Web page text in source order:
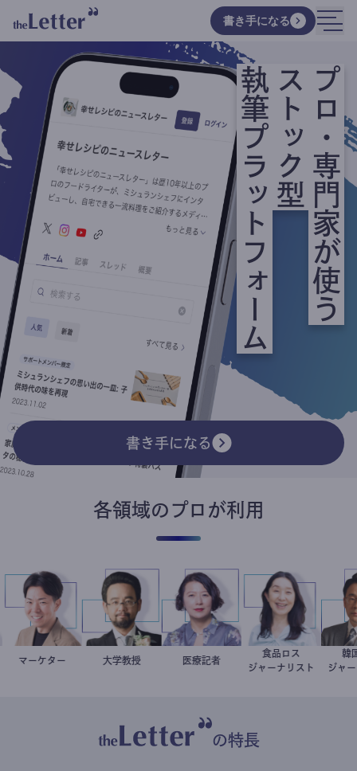
書き手になる
プロ・専門家が使う
ストック型
執筆プラットフォーム
書き手になる
各領域のプロが利用
室谷良平
マーケター 金谷一朗
大学教授 岩永直子
医療記者 井出留美
食品ロス
ジャーナリスト
ジ
の特長